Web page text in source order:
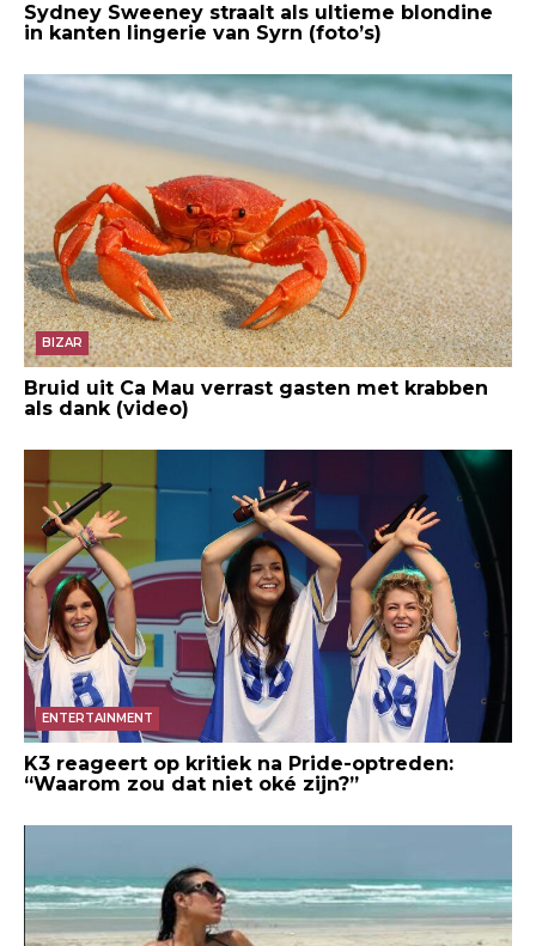
Sydney Sweeney straalt als ultieme blondine
in kanten lingerie van Syrn (foto’s)
BIZAR
Bruid uit Ca Mau verrast gasten met krabben
als dank (video)
ENTERTAINMENT
K3 reageert op kritiek na Pride-optreden:
“Waarom zou dat niet oké zijn?”